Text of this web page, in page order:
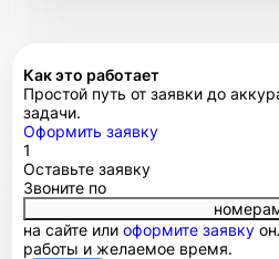
Как это работает
Простой путь от заявки до
задачи.
Оформить заявку
1
Оставьте заявку
Звоните по
на сайте или оформите заявку
работы и желаемое время.